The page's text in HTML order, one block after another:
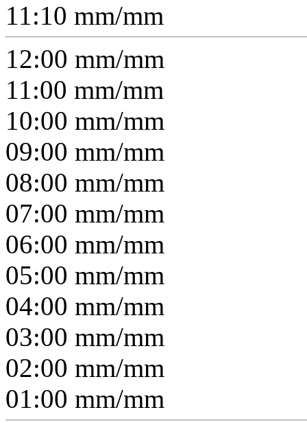
11:10 mm/mm
12:00 mm/mm
11:00 mm/mm
10:00 mm/mm
09:00 mm/mm
08:00 mm/mm
07:00 mm/mm
06:00 mm/mm
05:00 mm/mm
04:00 mm/mm
03:00 mm/mm
02:00 mm/mm
01:00 mm/mm